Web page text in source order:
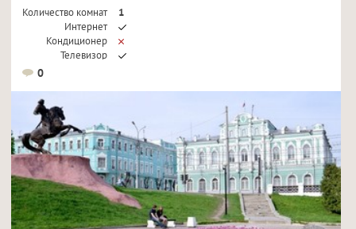
Количество комнат
1
Интернет
Кондиционер
Телевизор
0